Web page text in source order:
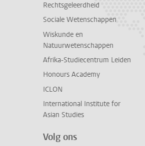
Rechtsgeleerdheid
Sociale Wetenschappen
Wiskunde en
Natuurwetenschappen
Afrika-Studiecentrum Leiden
Honours Academy
ICLON
International Institute for
Asian Studies
Volg ons